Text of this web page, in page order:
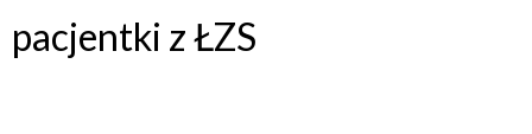
pacjentki z ŁZS